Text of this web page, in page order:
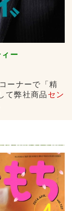
ー
ーナーで「精
て弊社商品 セン